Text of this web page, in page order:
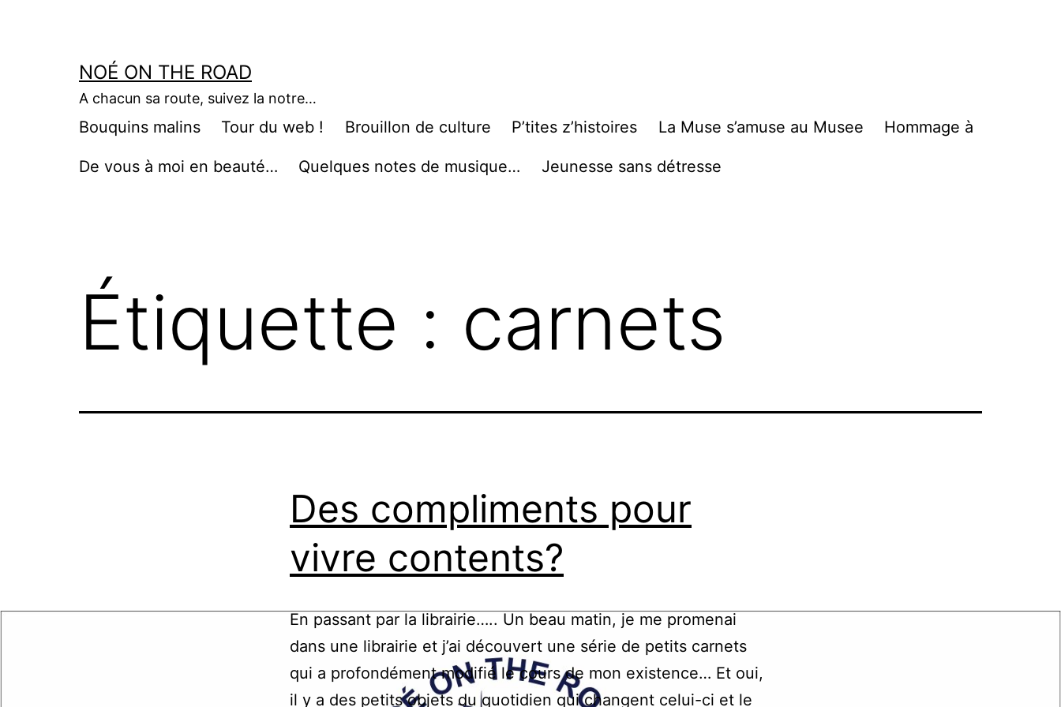
NOÉ ON THE ROAD
A chacun sa route, suivez la notre…
Bouquins malins Tour du web ! Brouillon de culture P’tites z’histoires La Muse s’amuse au Musee Hommage à
De vous à moi en beauté… Quelques notes de musique… Jeunesse sans détresse
Étiquette : carnets
Des compliments pour
vivre contents?
En passant par la librairie….. Un beau matin, je me promenai
dans une librairie et j’ai découvert une série de petits carnets
qui a profondément modifié le cours de mon existence… Et oui,
il y a des petits objets du quotidien qui changent celui-ci et le